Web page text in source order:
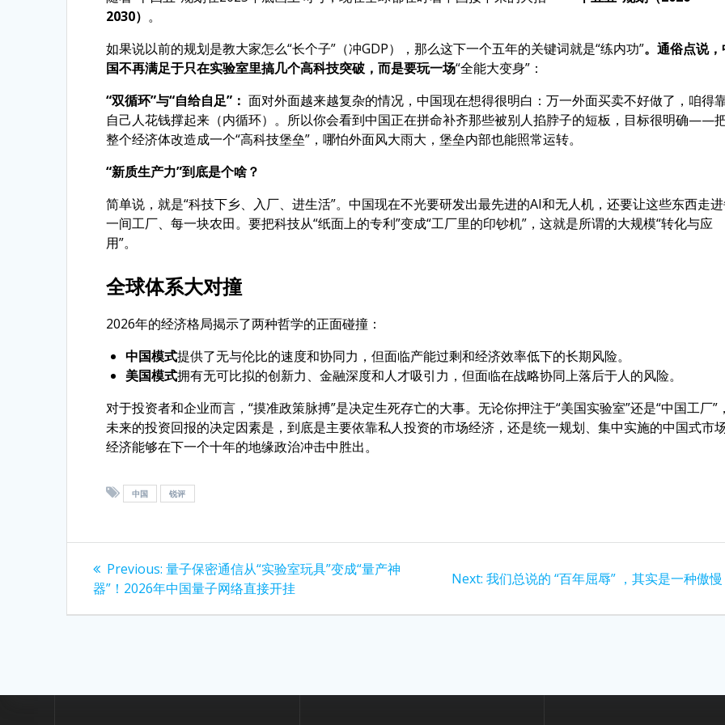
2030） 。
如果说以前的规划是教大家怎么“长个子”（冲GDP），那么这下一个五年的关键词就是“练内功”。通俗点说，
国不再满足于只在实验室里搞几个高科技突破，而是要玩一场“全能大变身”：
“双循环”与“自给自足”： 面对外面越来越复杂的情况，中国现在想得很明白：万一外面买卖不好做了，咱得
自己人花钱撑起来（内循环）。所以你会看到中国正在拼命补齐那些被别人掐脖子的短板，目标很明确——
整个经济体改造成一个“高科技堡垒”，哪怕外面风大雨大，堡垒内部也能照常运转。
“新质生产力”到底是个啥？
简单说，就是“科技下乡、入厂、进生活”。中国现在不光要研发出最先进的AI和无人机，还要让这些东西走
一间工厂、每一块农田。要把科技从“纸面上的专利”变成“工厂里的印钞机”，这就是所谓的大规模“转化与应
用”。
全球体系大对撞
2026年的经济格局揭示了两种哲学的正面碰撞：
中国模式提供了无与伦比的速度和协同力，但面临产能过剩和经济效率低下的长期风险。
美国模式拥有无可比拟的创新力、金融深度和人才吸引力，但面临在战略协同上落后于人的风险。
对于投资者和企业而言，“摸准政策脉搏”是决定生死存亡的大事。无论你押注于“美国实验室”还是“中国工厂”，
未来的投资回报的决定因素是，到底是主要依靠私人投资的市场经济，还是统一规划、集中实施的中国式市
经济能够在下一个十年的地缘政治冲击中胜出。
中国 锐评
Post
navigation
Previous: Previous
post:
量子保密通信从“实验室玩具”变成“量产神
器”！2026年中国量子网络直接开挂
Next: Next
我们总说的 “百年屈辱” ，其实是一种傲慢